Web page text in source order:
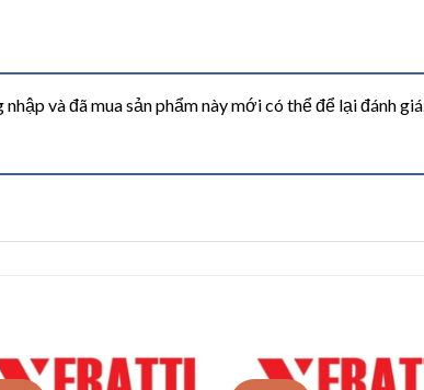
và đã mua sản phẩm này mới có thể để lại đánh giá.